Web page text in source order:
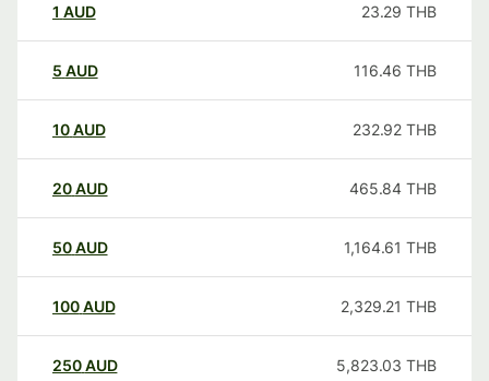
1 AUD 23.29 THB
5 AUD 116.46 THB
10AUD 232.92 THB
20AUD 465.84 THB
50AUD 1,164.61 THB
100AUD 2,329.21 THB
250AUD 5,823.03 THB